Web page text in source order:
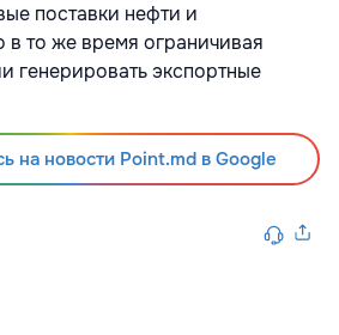
поставки нефти и
в то же время ограничивая
генерировать экспортные
на новости Point.md в Google